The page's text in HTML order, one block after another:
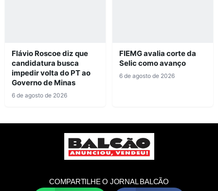
Flávio Roscoe diz que
candidatura busca
impedir volta do PT ao
Governo de Minas
6 de agosto de 2026
FIEMG avalia corte da
Selic como avanço
6 de agosto de 2026
COMPARTILHE O JORNAL BALCÃO